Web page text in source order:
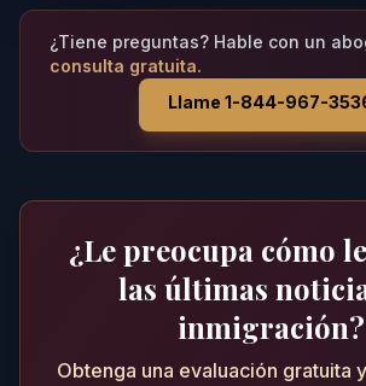
¿Tiene preguntas? Hable con un
consulta gratuita.
Llame 1-844-967-
¿Le preocupa cómo
las últimas
inmigración?
Obtenga una evaluación gratuita